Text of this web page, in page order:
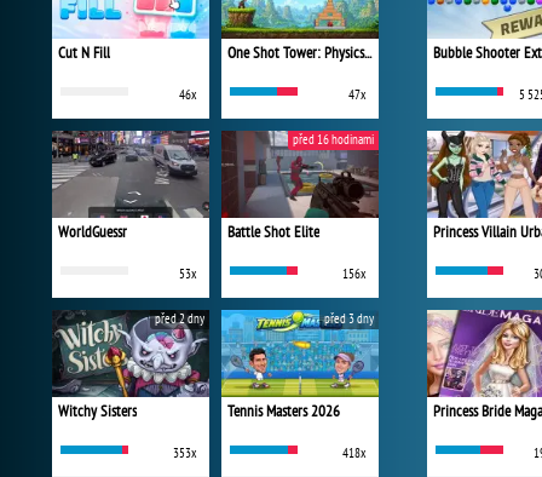
Cut N Fill
46x
One Shot Tower: Physics Destroyer
47x
WorldGuessr
53x
Battle Shot Elite
156x
před 16 hodinami
Witchy Sisters
353x
před 2 dny
Tennis Masters 2026
418x
před 3 dny
Bubble Shooter
5
Princess Bride